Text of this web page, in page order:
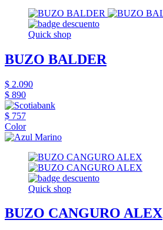
Quick shop
BUZO BALDER
$ 2.090
$ 890
$ 757
Color
Quick shop
BUZO CANGURO ALEX